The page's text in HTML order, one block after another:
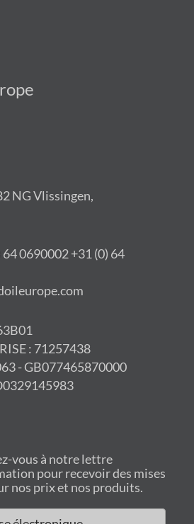
NG Vlissingen,
0690002 +31 (0) 64
: 71257438
- GB077465870000
vous à notre lettre
pour recevoir des mises
nos prix et nos produits.